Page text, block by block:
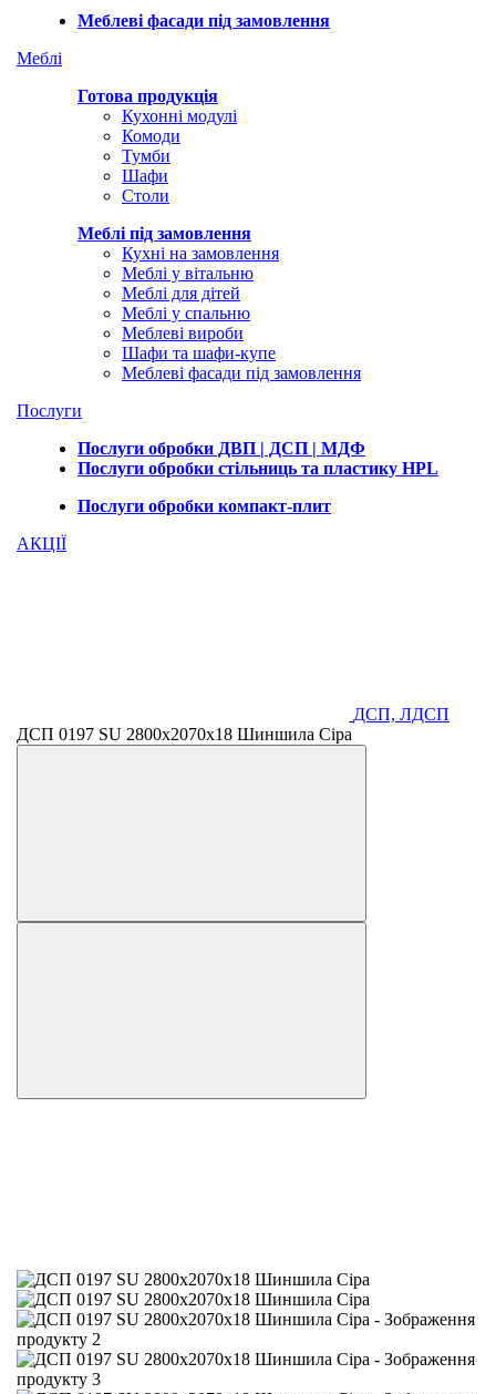
Меблеві фасади під замовлення
Меблі
Готова продукція
Кухонні модулі
Комоди
Тумби
Шафи
Столи
Меблі під замовлення
Кухні на замовлення
Меблі у вітальню
Меблі для дітей
Меблі у спальню
Меблеві вироби
Шафи та шафи-купе
Меблеві фасади під замовлення
Послуги
Послуги обробки ДВП | ДСП | МДФ
Послуги обробки стільниць та пластику HPL
Послуги обробки компакт-плит
АКЦІЇ
ДСП, ЛДСП
ДСП 0197 SU 2800х2070х18 Шиншила Сіра